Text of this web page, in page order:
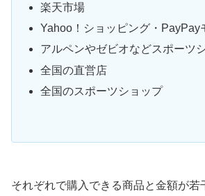
楽天市場
Yahoo！ショッピング・PayPay
アルペンやゼビオなどスポーツ
全国の直営店
全国のスポーツショップ
それぞれで購入できる商品と金額が若